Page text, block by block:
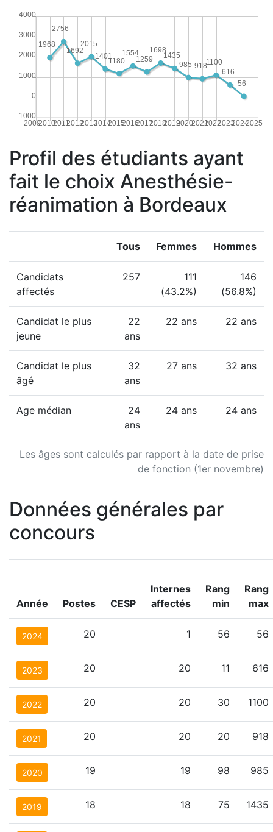
20092010201120122013201420152016201720182019202020212022202320242025
-1000
0
1000
2000
3000
4000
56
616
1100
918
985
1435
1698
1259
1554
1180
1401
2015
1692
2756
1968
Profil des étudiants ayant
fait le choix Anesthésie-
réanimation à Bordeaux
Les âges sont calculés par rapport à la date de prise
de fonction (1er novembre)
Tous Femmes Hommes
Candidats
affectés
257
111
(43.2%)
146
(56.8%)
Candidat le plus
jeune
22
ans
22 ans 22 ans
Candidat le plus
âgé
32
ans
27 ans 32 ans
Age médian
24
ans
24 ans 24 ans
Données générales par
concours
Année Postes CESP
Internes
affectés
Rang
min
Rang
max
2024 20 1 56 56
2023 20 20 11 616
2022 20 20 30 1100
2021 20 20 20 918
2020 19 19 98 985
2019 18 18 75 1435